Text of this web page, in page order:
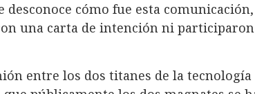
desconoce cómo fue esta
una carta de intención ni
entre los dos titanes de la